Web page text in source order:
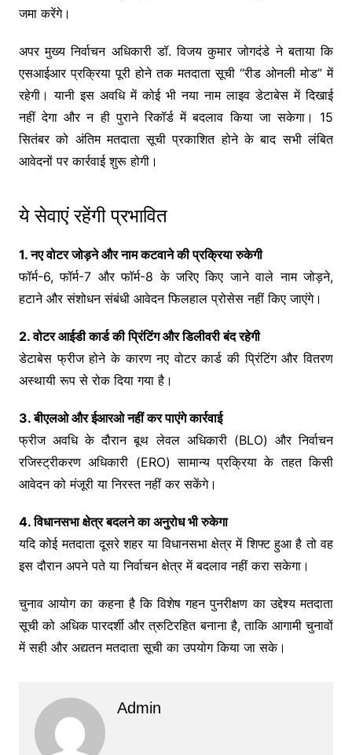
जमा करेंगे।
अपर मुख्य निर्वाचन अधिकारी डॉ. विजय कुमार जोगदंडे ने बताया कि
एसआईआर प्रक्रिया पूरी होने तक मतदाता सूची “रीड ओनली मोड” में
रहेगी। यानी इस अवधि में कोई भी नया नाम लाइव डेटाबेस में दिखाई
नहीं देगा और न ही पुराने रिकॉर्ड में बदलाव किया जा सकेगा। 15
सितंबर को अंतिम मतदाता सूची प्रकाशित होने के बाद सभी लंबित
आवेदनों पर कार्रवाई शुरू होगी।
ये सेवाएं रहेंगी प्रभावित
1. नए वोटर जोड़ने और नाम कटवाने की प्रक्रिया रुकेगी
फॉर्म-6, फॉर्म-7 और फॉर्म-8 के जरिए किए जाने वाले नाम जोड़ने,
हटाने और संशोधन संबंधी आवेदन फिलहाल प्रोसेस नहीं किए जाएंगे।
2. वोटर आईडी कार्ड की प्रिंटिंग और डिलीवरी बंद रहेगी
डेटाबेस फ्रीज होने के कारण नए वोटर कार्ड की प्रिंटिंग और वितरण
अस्थायी रूप से रोक दिया गया है।
3. बीएलओ और ईआरओ नहीं कर पाएंगे कार्रवाई
फ्रीज अवधि के दौरान बूथ लेवल अधिकारी (BLO) और निर्वाचन
रजिस्ट्रीकरण अधिकारी (ERO) सामान्य प्रक्रिया के तहत किसी
आवेदन को मंजूरी या निरस्त नहीं कर सकेंगे।
4. विधानसभा क्षेत्र बदलने का अनुरोध भी रुकेगा
यदि कोई मतदाता दूसरे शहर या विधानसभा क्षेत्र में शिफ्ट हुआ है तो वह
इस दौरान अपने पते या निर्वाचन क्षेत्र में बदलाव नहीं करा सकेगा।
चुनाव आयोग का कहना है कि विशेष गहन पुनरीक्षण का उद्देश्य मतदाता
सूची को अधिक पारदर्शी और त्रुटिरहित बनाना है, ताकि आगामी चुनावों
में सही और अद्यतन मतदाता सूची का उपयोग किया जा सके।
Admin